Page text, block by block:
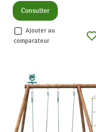
Consulter
Ajouter au
comparateur